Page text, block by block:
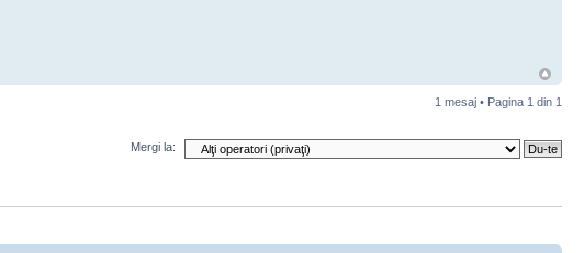
1 mesaj • Pagina 1 din 1
Mergi la: